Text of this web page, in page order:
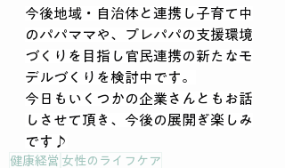
今後地域・自治体と連携し子育て中
のパパママや、プレパパの支援環境
づくりを目指し官民連携の新たなモ
デルづくりを検討中です。
今日もいくつかの企業さんともお話
しさせて頂き、今後の展開ぎ楽しみ
です♪
健康経営 女性のライフケア